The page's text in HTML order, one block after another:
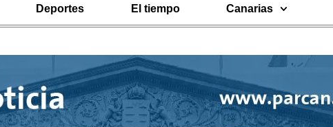
Deportes El tiempo Canarias